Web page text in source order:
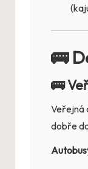
🚌
🚌
Veřejná
dobře